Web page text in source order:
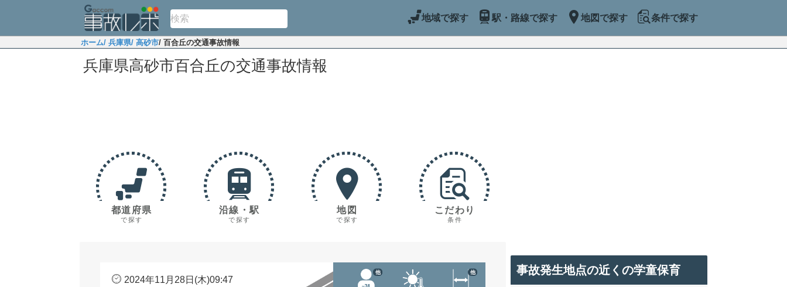
地域で探す 駅・路線で探す 地図で探す 条件で探す
ホーム/ 兵庫県/ 高砂市/ 百合丘の交通事故情報
兵庫県高砂市百合丘の交通事故情報
都道府県
で探す
沿線・駅
で探す
地図
で探す
こだわり
条件
2024年11月28日(木)09:47
他 他 事故発生地点の近くの学童保育